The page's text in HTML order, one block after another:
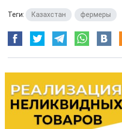
Теги: Казахстан фермеры